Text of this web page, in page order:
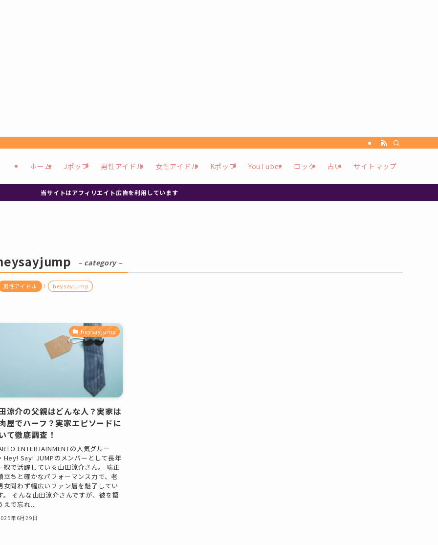
ホーム Jポップ 男性アイドル 女性アイドル Kポップ YouTuber ロック 占い サイトマップ
当サイトはアフィリエイト広告を利用しています
– category –
男性アイドル heysayjump
heysayjump
涼介の父親はどんな人？実家は
屋でハーフ？実家エピソードに
て徹底調査！
ENTERTAINMENTの人気グルー
Hey! Say! JUMPのメンバーとして長年
線で活躍している山田涼介さん。 端正
立ちと確かなパフォーマンス力で、老
女問わず幅広いファン層を魅了してい
。 そんな山田涼介さんですが、彼を語
えで忘れ...
年6月29日